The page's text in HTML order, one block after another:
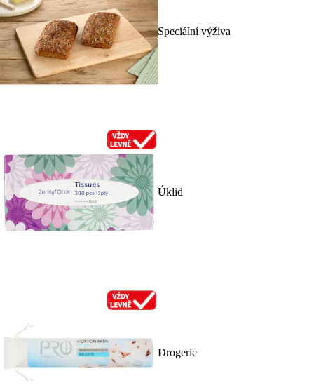
Speciální výživa
Úklid
Drogerie